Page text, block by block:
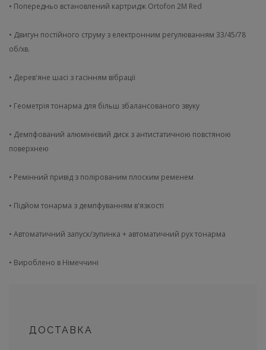
• Попередньо встановлений картридж Ortofon 2M Red
• Двигун постійного струму з електронним регулюванням 33/45/78
об/хв.
• Дерев'яне шасі з гасінням вібрації
• Геометрія тонарма для більш збалансованого звуку
• Демпфований алюмінієвий диск з антистатичною повстяною
поверхнею
• Ремінний привід з полірованим плоским ременем
• Підйом тонарма з демпфуванням в'язкості
• Автоматичний запуск/зупинка + автоматичний рух тонарма
• Вироблено в Німеччині
ДОСТАВКА